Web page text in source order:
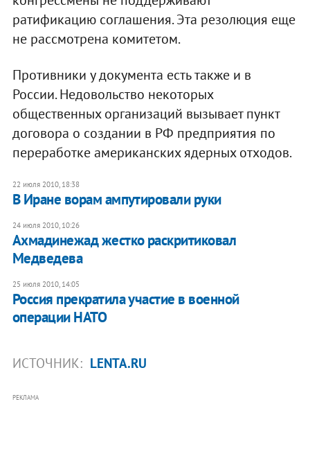
ратификацию соглашения. Эта резолюция еще
не рассмотрена комитетом.
Противники у документа есть также и в
России. Недовольство некоторых
общественных организаций вызывает пункт
договора о создании в РФ предприятия по
переработке американских ядерных отходов.
22 июля 2010, 18:38
В Иране ворам ампутировали руки
24 июля 2010, 10:26
Ахмадинежад жестко раскритиковал
Медведева
25 июля 2010, 14:05
Россия прекратила участие в военной
операции НАТО
ИСТОЧНИК: LENTA.RU
РЕКЛАМА